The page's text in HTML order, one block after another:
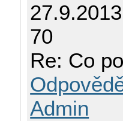
70
Re: Co
Admin